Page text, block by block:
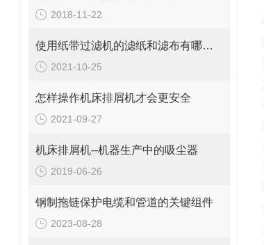
2018-11-22
使用纸带过滤机的滤纸和滤布有哪些不同
2021-10-25
怎样操作机床排屑机才会更安全
2021-09-27
机床排屑机--机器生产中的吸尘器
2019-06-26
钢制拖链保护电缆和管道的关键组件
2023-08-28